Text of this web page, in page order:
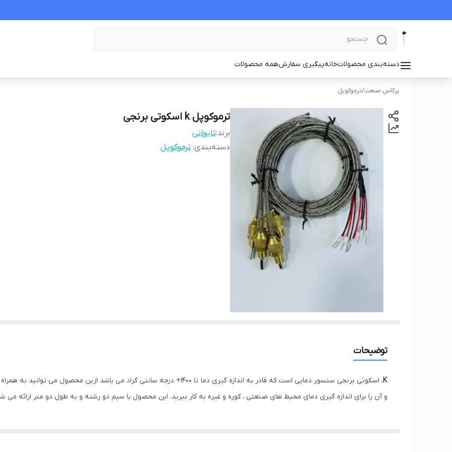
دسته‌بندی محصولاتخانهپیگیری سفارشهمه محصولات
پرگاس صنعت/ترموکوپل
ترموکوپل k اسکوتی برنجی
برند:تایوانی
دسته‌بندی: ترموکوپل
توضیحات
K ، اسکوتی برنجی سنسور دمایی است که قادر به اندازه گیری دما تا 1400+ درجه سانتی گراد می باشد ازین محصول می توانید به همراه
و آن را برای اندازه گیری دمای محیط های صنعتی ، کوره و غیره به کار ببرید. این محصول با سیم دو رشته و به طول دو متر ارائه می